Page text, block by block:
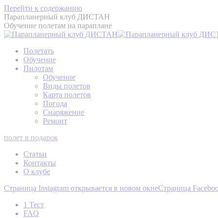
Перейти к содержанию
Парапланерный клуб ДИСТАН
Обучение полетам на параплане
Полетать
Обучение
Пилотам
Обучение
Виды полетов
Карта полетов
Погода
Снаряжение
Ремонт
полет в подарок
Статьи
Контакты
О клубе
Страница Instagram открывается в новом окнеСтраница
1 Тест
FAQ